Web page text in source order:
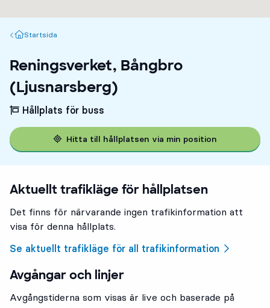
Startsida
Startsida
Reningsverket, Bångbro
(Ljusnarsberg)
Hållplats för buss
Hitta till hållplatsen via min position
Aktuellt trafikläge för hållplatsen
Det finns för närvarande ingen trafikinformation att
visa för denna hållplats.
Se aktuellt trafikläge för all trafikinformation
Avgångar och linjer
Avgångstiderna som visas är live och baserade på